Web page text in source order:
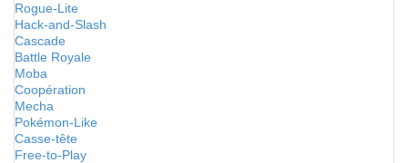
Rogue-Lite
Hack-and-Slash
Cascade
Battle Royale
Moba
Coopération
Mecha
Pokémon-Like
Casse-tête
Free-to-Play